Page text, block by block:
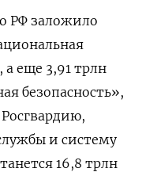
РФ заложило
еще 3,91 трлн
безопасность»,
и систему
16,8 трлн